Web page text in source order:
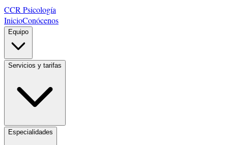
CCR Psicología
InicioConócenos
Equipo
Servicios y tarifas
Especialidades